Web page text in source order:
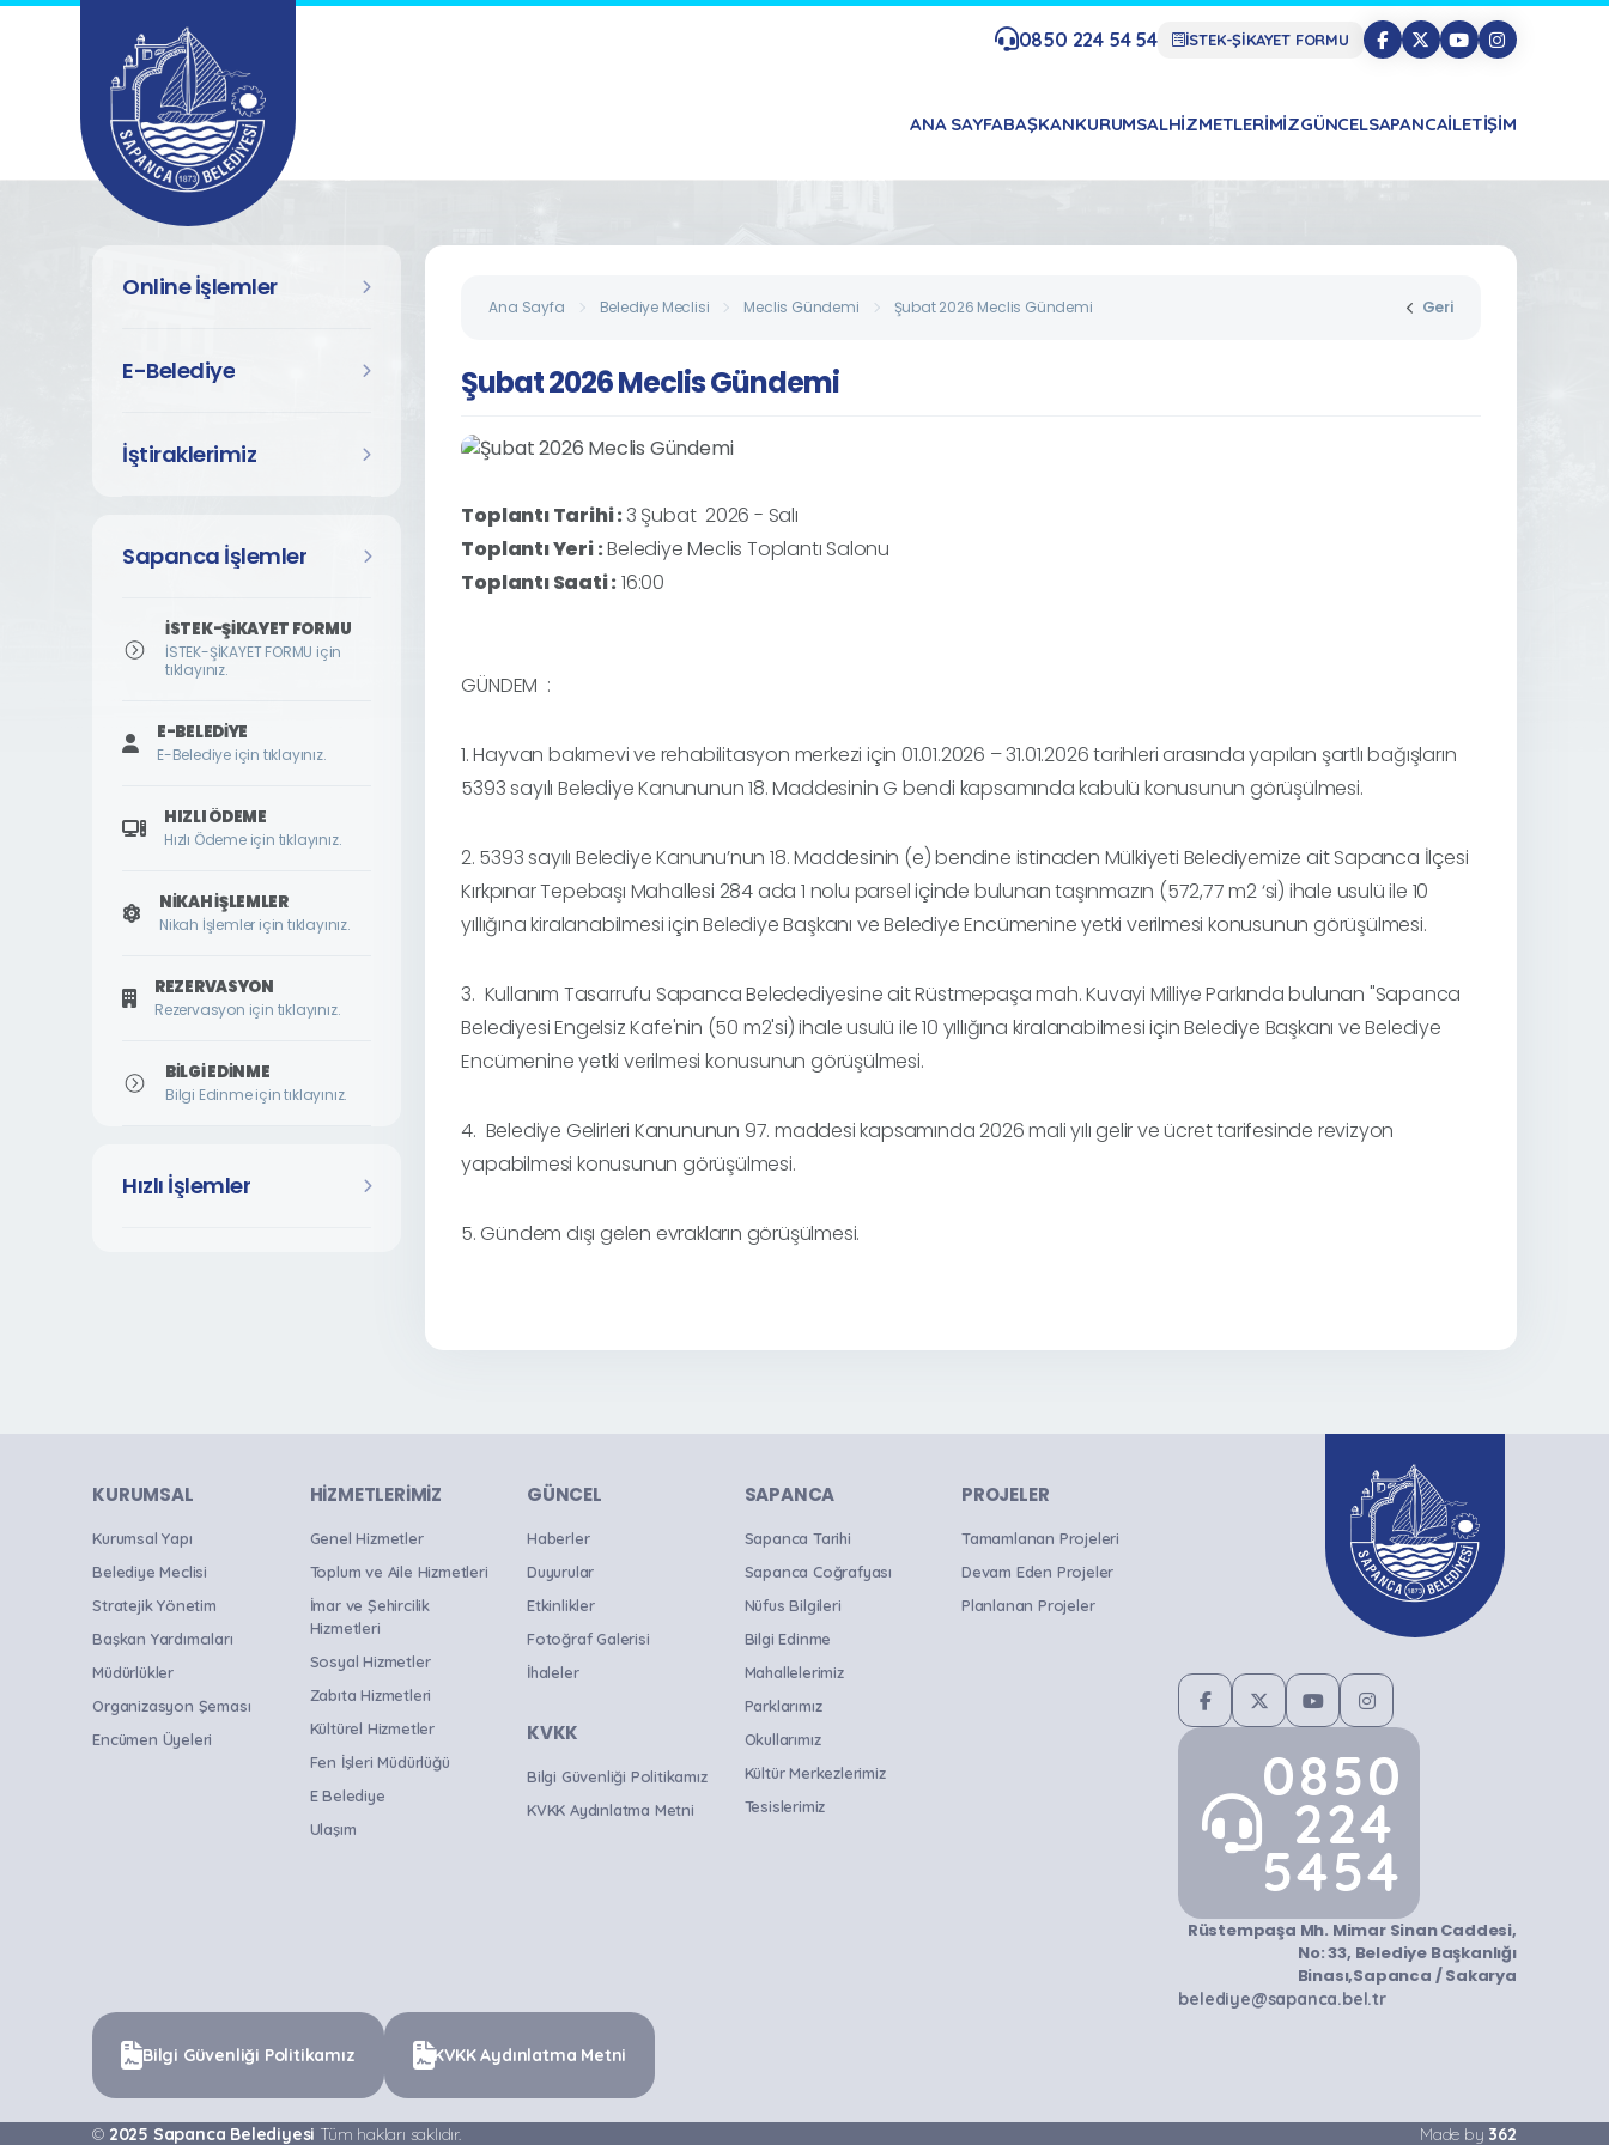
0850 224 54 54 İSTEK-ŞİKAYET FORMU
ANA SAYFABAŞKANKURUMSALHIZMETLERIMIZGÜNCELSAPANCAİLETIŞIM
Online İşlemler
E-Belediye
İştiraklerimiz
Sapanca İşlemler
İSTEK-ŞİKAYET FORMU
İSTEK-ŞİKAYET FORMU için
tıklayınız.
E-BELEDIYE
E-Belediye için tıklayınız.
HIZLI ÖDEME
Hızlı Ödeme için tıklayınız.
NIKAH İŞLEMLER
Nikah İşlemler için tıklayınız.
REZERVASYON
Rezervasyon için tıklayınız.
BILGI EDINME
Bilgi Edinme için tıklayınız.
Hızlı İşlemler
Ana Sayfa Belediye Meclisi Meclis Gündemi Şubat 2026 Meclis Gündemi Geri
Şubat 2026 Meclis Gündemi
Toplantı Tarihi :3 Şubat 2026 - Salı
Toplantı Yeri :Belediye Meclis Toplantı Salonu
Toplantı Saati : 16:00
GÜNDEM :
1.⁠ ⁠Hayvan bakımevi ve rehabilitasyon merkezi için 01.01.2026 – 31.01.2026 tarihleri arasında yapılan şartlı bağışların
5393 sayılı Belediye Kanununun 18. Maddesinin G bendi kapsamında kabulü konusunun görüşülmesi.
2.⁠ ⁠5393 sayılı Belediye Kanunu’nun 18. Maddesinin (e) bendine istinaden Mülkiyeti Belediyemize ait Sapanca İlçesi
Kırkpınar Tepebaşı Mahallesi 284 ada 1 nolu parsel içinde bulunan taşınmazın (572,77 m2 ‘si) ihale usulü ile 10
yıllığına kiralanabilmesi için Belediye Başkanı ve Belediye Encümenine yetki verilmesi konusunun görüşülmesi.
3. Kullanım Tasarrufu Sapanca Beledediyesine ait Rüstmepaşa mah. Kuvayi Milliye Parkında bulunan "Sapanca
Belediyesi Engelsiz Kafe'nin (50 m2'si) ihale usulü ile 10 yıllığına kiralanabilmesi için Belediye Başkanı ve Belediye
Encümenine yetki verilmesi konusunun görüşülmesi.
4. Belediye Gelirleri Kanununun 97. maddesi kapsamında 2026 mali yılı gelir ve ücret tarifesinde revizyon
yapabilmesi konusunun görüşülmesi.
5.⁠ ⁠Gündem dışı gelen evrakların görüşülmesi.
KURUMSAL
Kurumsal Yapı
Belediye Meclisi
Stratejik Yönetim
Başkan Yardımcıları
Müdürlükler
Organizasyon Şeması
Encümen Üyeleri
HIZMETLERIMIZ
Genel Hizmetler
Toplum ve Aile Hizmetleri
İmar ve Şehircilik
Hizmetleri
Sosyal Hizmetler
Zabıta Hizmetleri
Kültürel Hizmetler
Fen İşleri Müdürlüğü
E Belediye
Ulaşım
GÜNCEL
Haberler
Duyurular
Etkinlikler
Fotoğraf Galerisi
İhaleler
KVKK
Bilgi Güvenliği Politikamız
KVKK Aydınlatma Metni
SAPANCA
Sapanca Tarihi
Sapanca Coğrafyası
Nüfus Bilgileri
Bilgi Edinme
Mahallelerimiz
Parklarımız
Okullarımız
Kültür Merkezlerimiz
Tesislerimiz
PROJELER
Tamamlanan Projeleri
Devam Eden Projeler
Planlanan Projeler
0850
224
5454
Rüstempaşa Mh. Mimar Sinan Caddesi,
No: 33, Belediye Başkanlığı
Binası,Sapanca / Sakarya
belediye@sapanca.bel.tr
Bilgi Güvenliği Politikamız KVKK Aydınlatma Metni
© 2025 Sapanca Belediyesi Tüm hakları saklıdır. Made by 362